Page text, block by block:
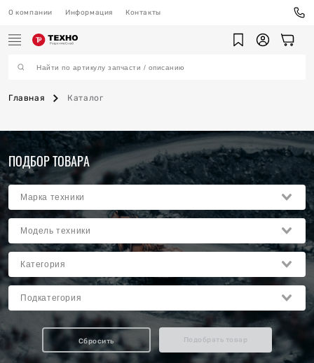
О компании Информация Контакты
Главная Каталог
ПОДБОР ТОВАРА
Сбросить Подобрать товар